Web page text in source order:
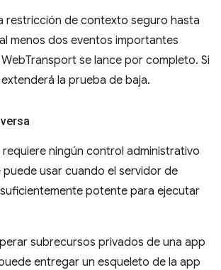
restricción de contexto seguro hasta
menos dos eventos importantes
se lance por completo. Si
la prueba de baja.
requiere ningún control administrativo
puede usar cuando el servidor de
potente para ejecutar
subrecursos privados de una app
entregar un esqueleto de la app